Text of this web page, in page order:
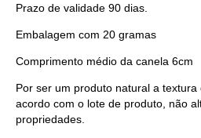
Prazo de validade 90 dias.
Embalagem com 20 gramas
Comprimento médio da canela 6cm
Por ser um produto natural a
acordo com o lote de produto, não
propriedades.